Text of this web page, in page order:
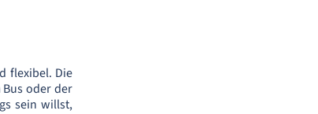
flexibel. Die
oder der
sein willst,